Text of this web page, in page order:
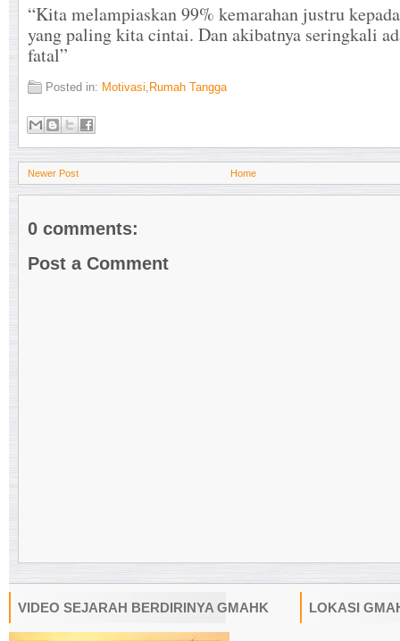
“Kita melampiaskan 99% kemarahan justru
yang paling kita cintai. Dan akibatnya seringkali
fatal”
Posted in: Motivasi, Rumah Tangga
Newer Post Home
0 comments:
Post a Comment
VIDEO SEJARAH BERDIRINYA GMAHK LOKASI